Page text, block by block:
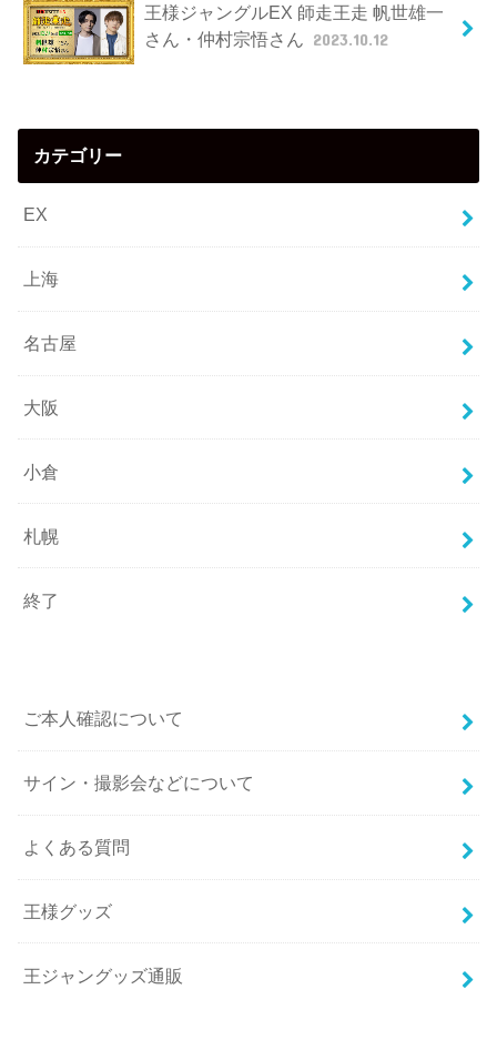
王様ジャングルEX 師走王走 帆世雄一
さん・仲村宗悟さん 2023.10.12
カテゴリー
EX
上海
名古屋
大阪
小倉
札幌
終了
ご本人確認について
サイン・撮影会などについて
よくある質問
王様グッズ
王ジャングッズ通販